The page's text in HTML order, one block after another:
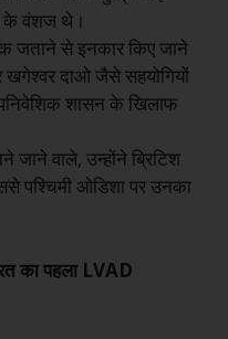
के वंशज थे।
जताने से इनकार किए जाने
खगेश्वर दाओ जैसे सहयोगियों
शासन के खिलाफ
वाले, उन्होंने ब्रिटिश
पश्चिमी ओडिशा पर उनका
का पहला LVAD